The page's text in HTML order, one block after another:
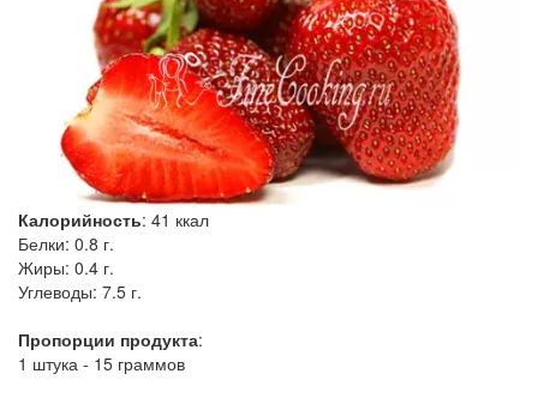
Калорийность: 41 ккал
Белки: 0.8 г.
Жиры: 0.4 г.
Углеводы: 7.5 г.
Пропорции продукта:
1 штука - 15 граммов